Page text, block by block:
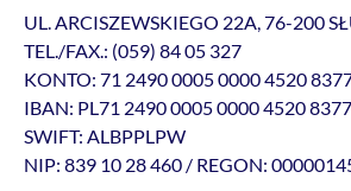
UL. ARCISZEWSKIEGO 22A, 76-200
TEL./FAX.: (059) 84 05 327
KONTO: 71 2490 0005 0000 4520
IBAN: PL71 2490 0005 0000 4520
SWIFT: ALBPPLPW
NIP: 839 10 28 460 / REGON: